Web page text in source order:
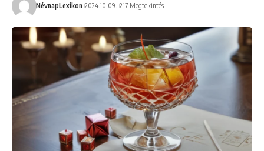
NévnapLexikon 2024.10.09. 217 Megtekintés